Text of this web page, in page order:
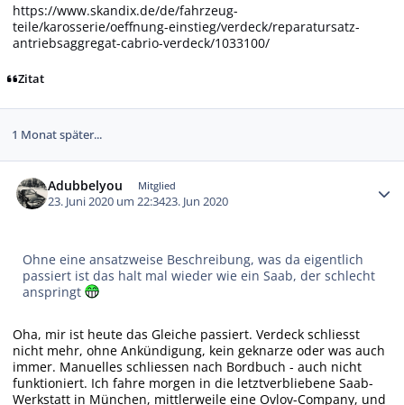
https://www.skandix.de/de/fahrzeug-
teile/karosserie/oeffnung-einstieg/verdeck/reparatursatz-
antriebsaggregat-cabrio-verdeck/1033100/
Zitat
1 Monat später...
Adubbelyou Mitglied
23. Juni 2020 um 22:3423. Jun 2020
Ohne eine ansatzweise Beschreibung, was da eigentlich
passiert ist das halt mal wieder wie ein Saab, der schlecht
anspringt
Oha, mir ist heute das Gleiche passiert. Verdeck schliesst
nicht mehr, ohne Ankündigung, kein geknarze oder was auch
immer. Manuelles schliessen nach Bordbuch - auch nicht
funktioniert. Ich fahre morgen in die letztverbliebene Saab-
Werkstatt in München, mittlerweile eine Ovlov-Company, und